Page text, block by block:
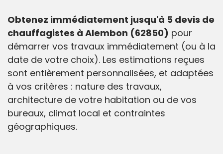
Obtenez immédiatement jusqu'à 5 devis de
chauffagistes à Alembon (62850) pour
démarrer vos travaux immédiatement (ou à la
date de votre choix). Les estimations reçues
sont entièrement personnalisées, et adaptées
à vos critères : nature des travaux,
architecture de votre habitation ou de vos
bureaux, climat local et contraintes
géographiques.